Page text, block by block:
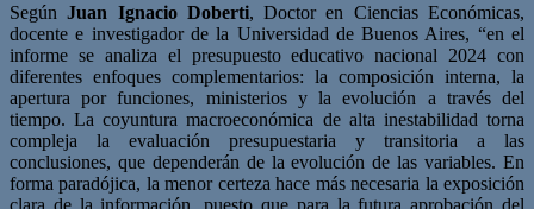
Según Juan Ignacio Doberti, Doctor en Ciencias Económicas,
docente e investigador de la Universidad de Buenos Aires, “en el
informe se analiza el presupuesto educativo nacional 2024 con
diferentes enfoques complementarios: la composición interna, la
apertura por funciones, ministerios y la evolución a través del
tiempo. La coyuntura macroeconómica de alta inestabilidad torna
compleja la evaluación presupuestaria y transitoria a las
conclusiones, que dependerán de la evolución de las variables. En
forma paradójica, la menor certeza hace más necesaria la exposición
clara de la información, puesto que para la futura aprobación del